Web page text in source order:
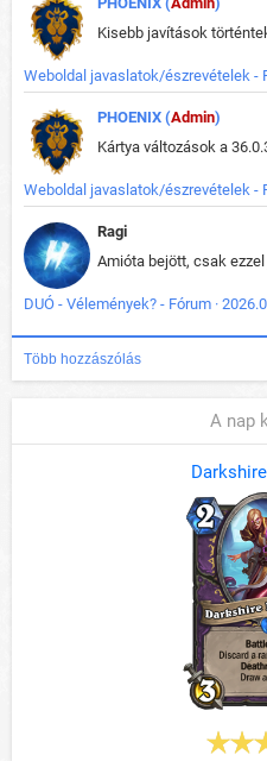
Kisebb javítások
Weboldal javaslatok/észrevételek -
PHOENIX (Admin)
Weboldal javaslatok/észrevételek -
Ragi
DUÓ - Vélemények? - Fórum ·
Több hozzászólás
A nap